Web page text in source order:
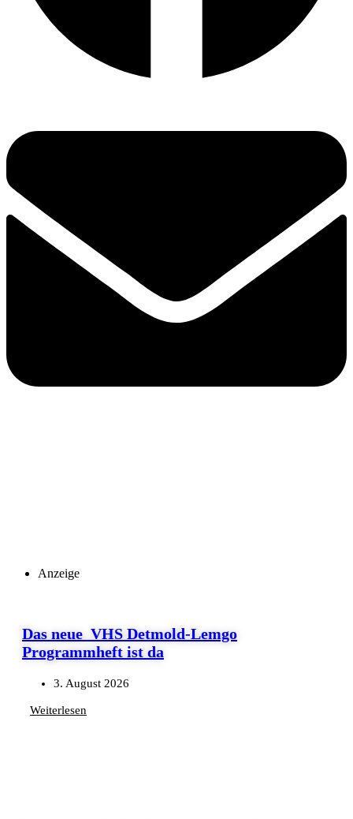
Anzeige
Das neue VHS Detmold-Lemgo
Programmheft ist da
3. August 2026
Weiterlesen